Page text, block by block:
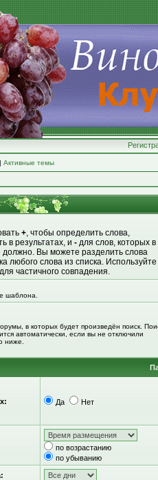
| Активные темы
+, чтобы определить слова,
в результатах, и - для слов, которых в
должно. Вы можете разделить слова
любого слова из списка. Используйте
частичного совпадения.
шаблона.
в которых будет произведён поиск.
автоматически, если вы не отключили
ниже.
Да Нет
по возрастанию
по убыванию